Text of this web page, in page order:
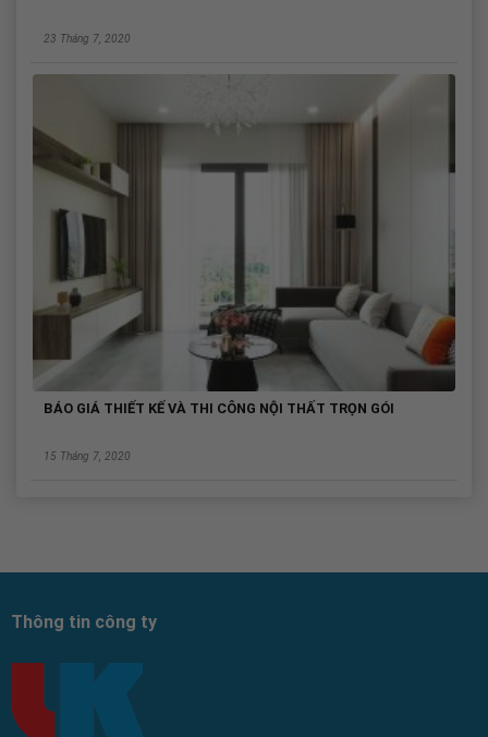
23 Tháng 7, 2020
BÁO GIÁ THIẾT KẾ VÀ THI CÔNG NỘI THẤT TRỌN GÓI
15 Tháng 7, 2020
Thông tin công ty